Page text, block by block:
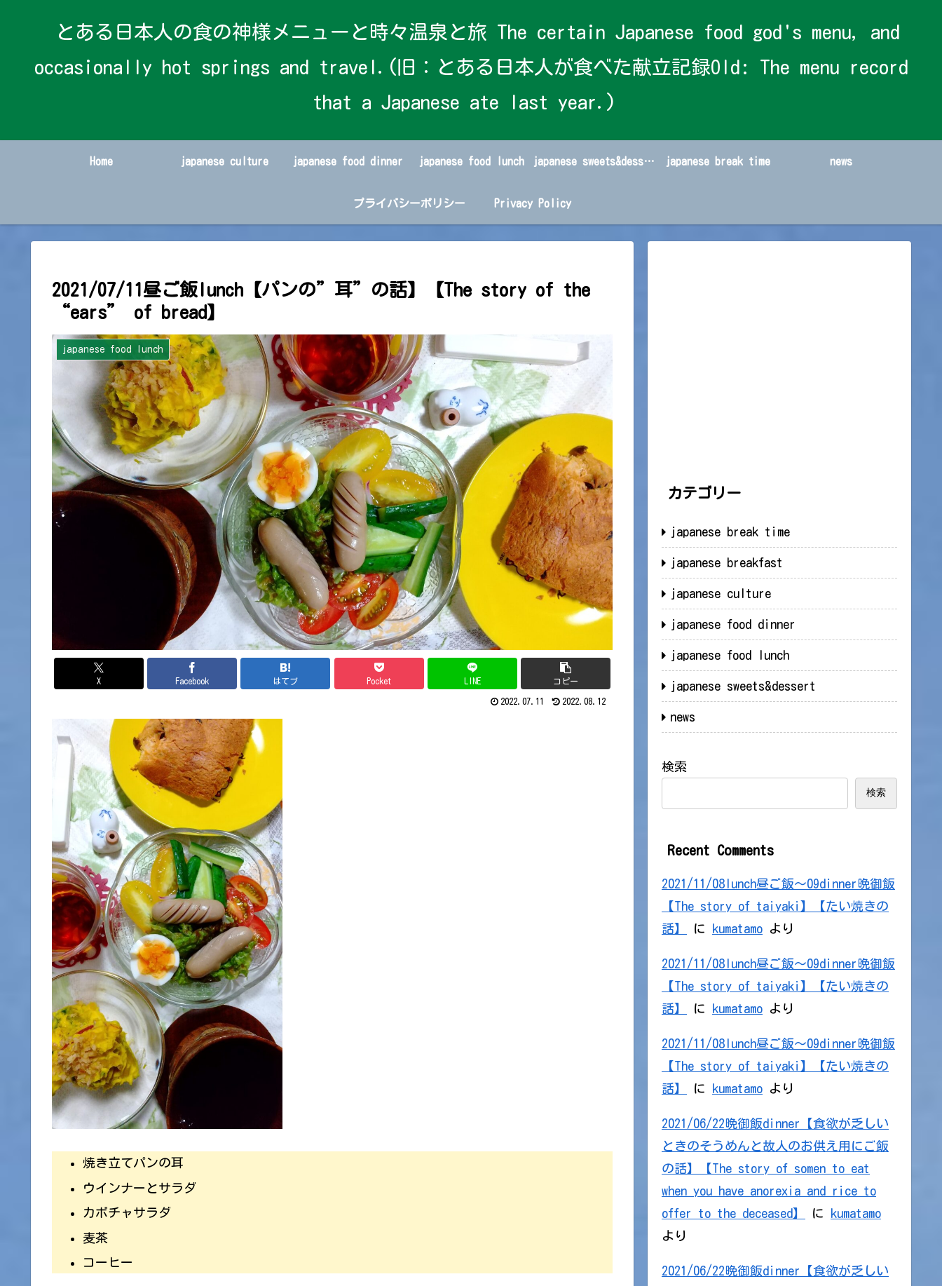
とある日本人の食の神様メニューと時々温泉と旅 The certain Japanese food god's menu, and
occasionally hot springs and travel.(旧：とある日本人が食べた献立記録Old: The menu record
that a Japanese ate last year.)
Home japanese culture japanese food dinner japanese food lunch japanese sweets&dessert japanese break time news
プライバシーポリシー Privacy Policy
2021/07/11昼ご飯lunch【パンの”耳”の話】【The story of the
“ears” of bread】
japanese food lunch
X Facebook はてブ Pocket LINE コピー
2022.07.11 2022.08.12
焼き立てパンの耳
ウインナーとサラダ
カボチャサラダ
麦茶
コーヒー
カテゴリー
japanese break time
japanese breakfast
japanese culture
japanese food dinner
japanese food lunch
japanese sweets&dessert
news
検索
検索
Recent Comments
2021/11/08lunch昼ご飯～09dinner晩御飯
【The story of taiyaki】【たい焼きの
話】
に kumatamo より
2021/11/08lunch昼ご飯～09dinner晩御飯
【The story of taiyaki】【たい焼きの
話】
に kumatamo より
2021/11/08lunch昼ご飯～09dinner晩御飯
【The story of taiyaki】【たい焼きの
話】
に kumatamo より
2021/06/22晩御飯dinner【食欲が乏しい
ときのそうめんと故人のお供え用にご飯
の話】【The story of somen to eat
when you have anorexia and rice to
offer to the deceased】
に
kumatamo
より
2021/06/22晩御飯dinner【食欲が乏しい